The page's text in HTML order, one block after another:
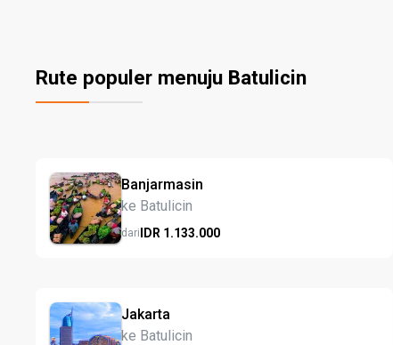
Rute populer menuju Batulicin
Banjarmasin
ke Batulicin
dariIDR 1.133.000
Jakarta
ke Batulicin